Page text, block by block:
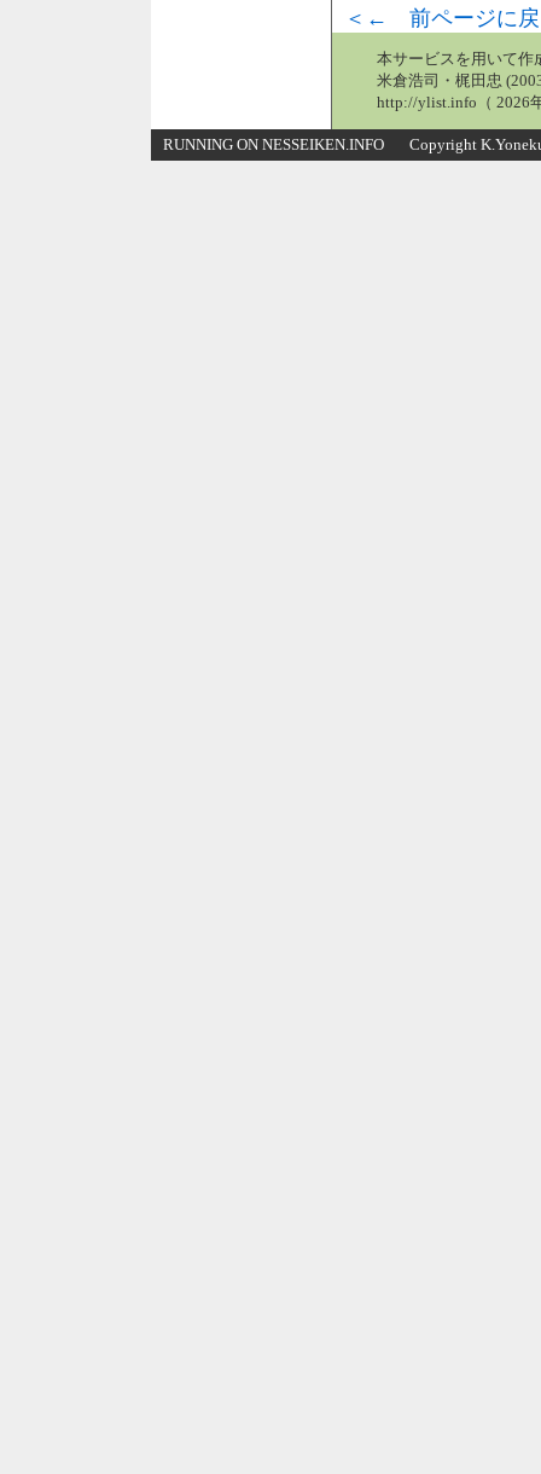
＜← 前ページに戻
本サービスを用いて作
米倉浩司・梶田忠
http://ylist.info（ 2026
RUNNING ON NESSEIKEN.INFO Copyright